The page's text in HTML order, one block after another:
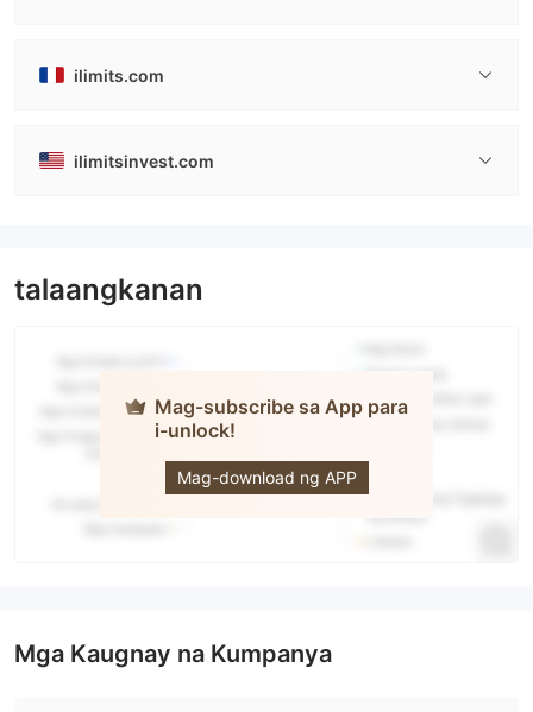
ilimits.com
ilimitsinvest.com
talaangkanan
Mag-subscribe sa App para
i-unlock!
Mag-download ng APP
Mga Kaugnay na Kumpanya